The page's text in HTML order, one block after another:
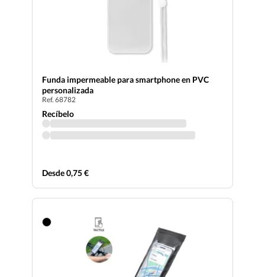
Funda impermeable para smartphone en PVC
personalizada
Ref. 68782
Recíbelo
Desde 0,75 €